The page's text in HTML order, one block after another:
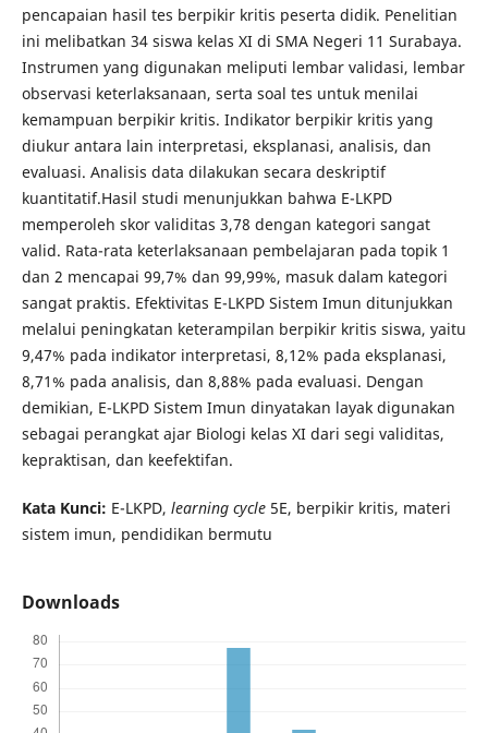
pencapaian hasil tes berpikir kritis peserta didik. Penelitian
ini melibatkan 34 siswa kelas XI di SMA Negeri 11 Surabaya.
Instrumen yang digunakan meliputi lembar validasi, lembar
observasi keterlaksanaan, serta soal tes untuk menilai
kemampuan berpikir kritis. Indikator berpikir kritis yang
diukur antara lain interpretasi, eksplanasi, analisis, dan
evaluasi. Analisis data dilakukan secara deskriptif
kuantitatif.Hasil studi menunjukkan bahwa E-LKPD
memperoleh skor validitas 3,78 dengan kategori sangat
valid. Rata-rata keterlaksanaan pembelajaran pada topik 1
dan 2 mencapai 99,7% dan 99,99%, masuk dalam kategori
sangat praktis. Efektivitas E-LKPD Sistem Imun ditunjukkan
melalui peningkatan keterampilan berpikir kritis siswa, yaitu
9,47% pada indikator interpretasi, 8,12% pada eksplanasi,
8,71% pada analisis, dan 8,88% pada evaluasi. Dengan
demikian, E-LKPD Sistem Imun dinyatakan layak digunakan
sebagai perangkat ajar Biologi kelas XI dari segi validitas,
kepraktisan, dan keefektifan.
Kata Kunci: E-LKPD, learning cycle5E, berpikir kritis, materi
sistem imun, pendidikan bermutu
Downloads